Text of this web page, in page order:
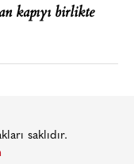
kapıyı birlikte
saklıdır.